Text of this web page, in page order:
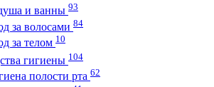
и ванны 93
за волосами 84
за телом 10
гигиены 104
полости рта 62